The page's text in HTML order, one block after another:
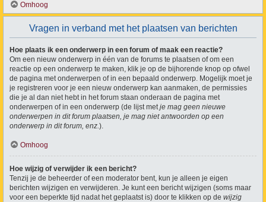
Omhoog
Vragen in verband met het plaatsen van berichten
Hoe plaats ik een onderwerp in een forum of maak een reactie?
Om een nieuw onderwerp in één van de forums te plaatsen of om een
reactie op een onderwerp te maken, klik je op de bijhorende knop op ofwel
de pagina met onderwerpen of in een bepaald onderwerp. Mogelijk moet je
je registreren voor je een nieuw onderwerp kan aanmaken, de permissies
die je al dan niet hebt in het forum staan onderaan de pagina met
onderwerpen of in een onderwerp (de lijst metje mag geen nieuwe
onderwerpen in dit forum plaatsen, je mag niet antwoorden op een
onderwerp in dit forum, enz.).
Omhoog
Hoe wijzig of verwijder ik een bericht?
Tenzij je de beheerder of een moderator bent, kun je alleen je eigen
berichten wijzigen en verwijderen. Je kunt een bericht wijzigen (soms maar
voor een beperkte tijd nadat het geplaatst is) door te klikken op de wijzig